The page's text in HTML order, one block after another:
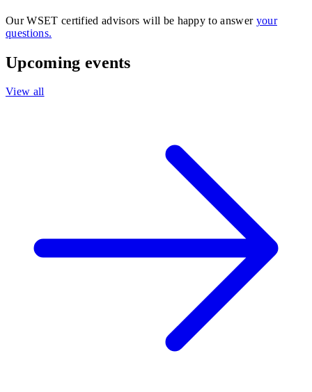
Our WSET certified advisors will be happy to answer your
questions.
Upcoming events
View all